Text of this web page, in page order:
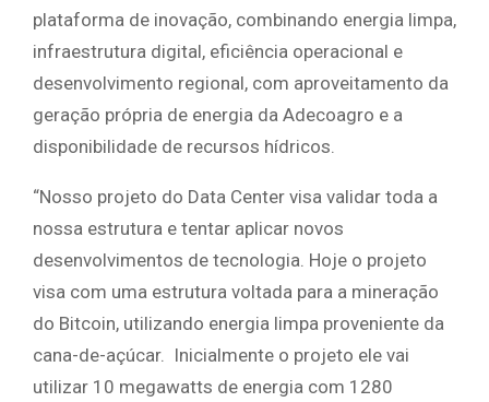
plataforma de inovação, combinando energia limpa,
infraestrutura digital, eficiência operacional e
desenvolvimento regional, com aproveitamento da
geração própria de energia da Adecoagro e a
disponibilidade de recursos hídricos.
“Nosso projeto do Data Center visa validar toda a
nossa estrutura e tentar aplicar novos
desenvolvimentos de tecnologia. Hoje o projeto
visa com uma estrutura voltada para a mineração
do Bitcoin, utilizando energia limpa proveniente da
cana-de-açúcar. Inicialmente o projeto ele vai
utilizar 10 megawatts de energia com 1280